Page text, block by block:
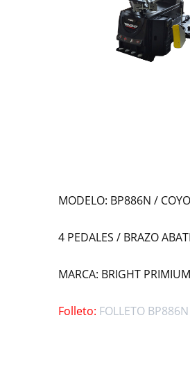
MODELO: BP886N /
4 PEDALES / BRAZO
MARCA: BRIGHT PRIMIUM
Folleto: FOLLETO